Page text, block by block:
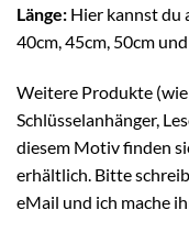
Länge: Hier kannst du
40cm, 45cm, 50cm
Weitere Produkte (wie
Schlüsselanhänger,
diesem Motiv finden
erhältlich. Bitte
eMail und ich mache